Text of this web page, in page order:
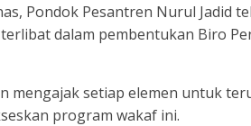
Pondok Pesantren Nurul Jadid
dalam pembentukan Biro
mengajak setiap elemen untuk
program wakaf ini.